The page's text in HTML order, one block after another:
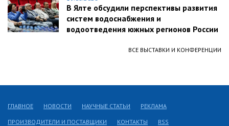
В Ялте обсудили перспективы развития
систем водоснабжения и
водоотведения южных регионов России
ВСЕ ВЫСТАВКИ И КОНФЕРЕНЦИИ
ГЛАВНОЕ НОВОСТИ НАУЧНЫЕ СТАТЬИ РЕКЛАМА
ПРОИЗВОДИТЕЛИ И ПОСТАВЩИКИ КОНТАКТЫ RSS